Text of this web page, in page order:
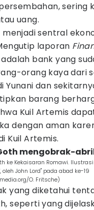
sering
uang.
menjadi sentral
laporan
bank yang
orang kaya dari
Yunani dan
barang
Kuil Artemis
dengan aman
Kuil Artemis.
mengobrak-
ke Kekaisaran Romawi.
oleh John Lord" pada abad ke-19
O. Fritsche)
yang diketahui
seperti yang